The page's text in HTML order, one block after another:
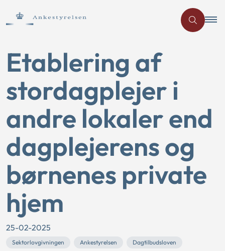
Etablering af
stordagplejer i
andre lokaler end
dagplejerens og
børnenes private
hjem
25-02-2025
Sektorlovgivningen Ankestyrelsen Dagtilbudsloven